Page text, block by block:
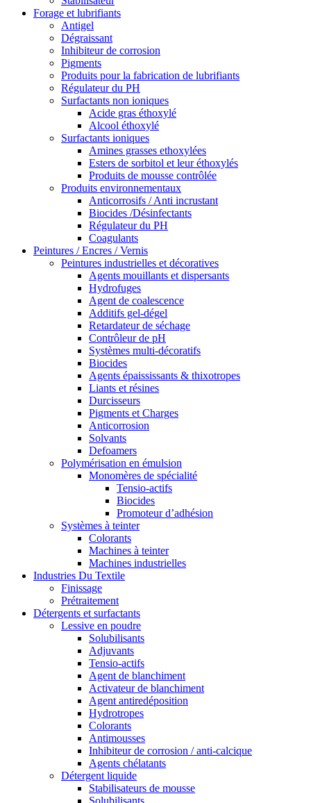
Forage et lubrifiants
Antigel
Dégraissant
Inhibiteur de corrosion
Pigments
Produits pour la fabrication de lubrifiants
Régulateur du PH
Surfactants non ioniques
Acide gras éthoxylé
Alcool éthoxylé
Surfactants ioniques
Amines grasses ethoxylées
Esters de sorbitol et leur éthoxylés
Produits de mousse contrôlée
Produits environnementaux
Anticorrosifs / Anti incrustant
Biocides /Désinfectants
Régulateur du PH
Coagulants
Peintures / Encres / Vernis
Peintures industrielles et décoratives
Agents mouillants et dispersants
Hydrofuges
Agent de coalescence
Additifs gel-dégel
Retardateur de séchage
Contrôleur de pH
Systèmes multi-décoratifs
Biocides
Agents épaississants & thixotropes
Liants et résines
Durcisseurs
Pigments et Charges
Anticorrosion
Solvants
Defoamers
Polymérisation en émulsion
Monomères de spécialité
Tensio-actifs
Biocides
Promoteur d’adhésion
Systèmes à teinter
Colorants
Machines à teinter
Machines industrielles
Industries Du Textile
Finissage
Prétraitement
Détergents et surfactants
Lessive en poudre
Solubilisants
Adjuvants
Tensio-actifs
Agent de blanchiment
Activateur de blanchiment
Agent antiredéposition
Hydrotropes
Colorants
Antimousses
Inhibiteur de corrosion / anti-calcique
Agents chélatants
Détergent liquide
Stabilisateurs de mousse
Solubilisants